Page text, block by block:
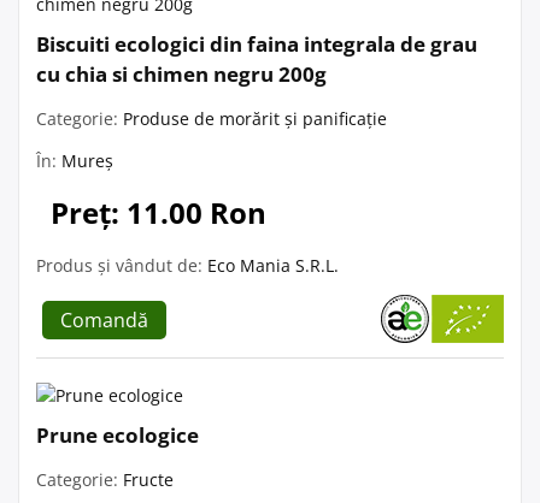
Biscuiti ecologici din faina integrala de grau
cu chia si chimen negru 200g
Categorie: Produse de morărit și panificație
În: Mureș
Preț: 11.00 Ron
Produs și vândut de: Eco Mania S.R.L.
Comandă
Prune ecologice
Categorie: Fructe